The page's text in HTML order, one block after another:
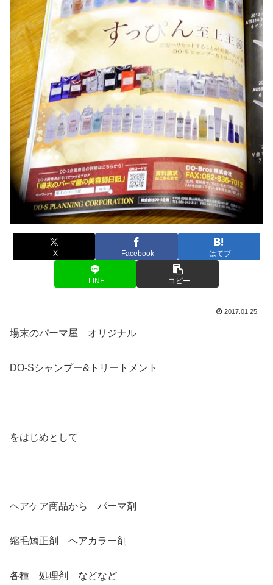
X Facebook はてブ
LINE コピー
2017.01.25
場末のパーマ屋 オリジナル
DO-Sシャンプー&トリートメント
をはじめとして
ヘアケア商品から パーマ剤
縮毛矯正剤 ヘアカラー剤
各種 処理剤 などなど